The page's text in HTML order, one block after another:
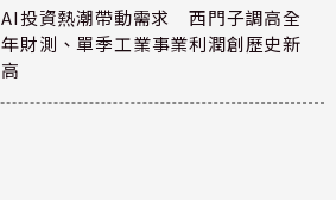
AI投資熱潮帶動需求 西門子調高全
年財測、單季工業事業利潤創歷史新
高